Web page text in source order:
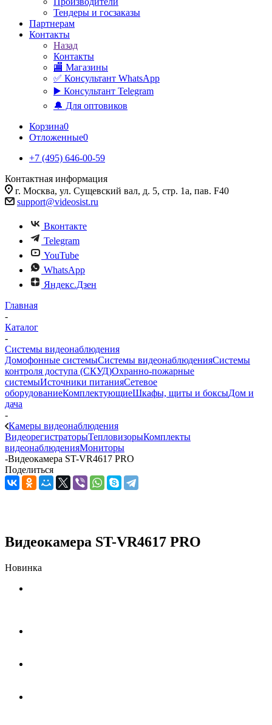
Тендеры и госзаказы
Партнерам
Контакты
Назад
Контакты
🏬 Магазины
✅️ Консультант WhatsApp
▶️ Консультант Telegram
🔔 Для оптовиков
Корзина0
Отложенные0
+7 (495) 646-00-59
Контактная информация
г. Москва, ул. Сущевский вал, д. 5, стр. 1а, пав. F40
support@videosist.ru
Вконтакте
Telegram
YouTube
WhatsApp
Яндекс.Дзен
Главная
-
Каталог
-
Системы видеонаблюдения
Домофонные системыСистемы видеонаблюденияСистемы
контроля доступа (СКУД)Охранно-пожарные
системыИсточники питанияСетевое
оборудованиеКомплектующиеШкафы, щиты и боксыДом и
дача
-
Камеры видеонаблюдения
ВидеорегистраторыТепловизорыКомплекты
видеонаблюденияМониторы
-Видеокамера ST-VR4617 PRO
Поделиться
Видеокамера ST-VR4617 PRO
Новинка